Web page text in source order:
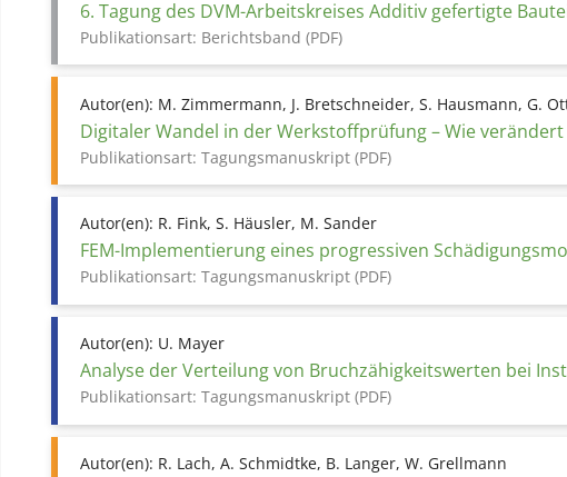
6. Tagung des DVM-Arbeitskreises Additiv gefertigte
Publikationsart: Berichtsband (PDF)
Autor(en): M. Zimmermann, J. Bretschneider, S. Hausmann, G.
Digitaler Wandel in der Werkstoffprüfung – Wie
Publikationsart: Tagungsmanuskript (PDF)
Autor(en): R. Fink, S. Häusler, M. Sander
FEM-Implementierung eines progressiven
Publikationsart: Tagungsmanuskript (PDF)
Autor(en): U. Mayer
Analyse der Verteilung von Bruchzähigkeitswerten bei
Publikationsart: Tagungsmanuskript (PDF)
Autor(en): R. Lach, A. Schmidtke, B. Langer, W. Grellmann